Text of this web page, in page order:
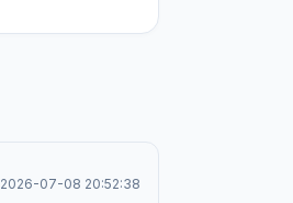
2026-07-08 20:52:38